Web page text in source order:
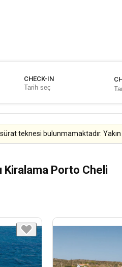
CHECK-IN
teknesi bulunmamaktadır.
Porto Cheli